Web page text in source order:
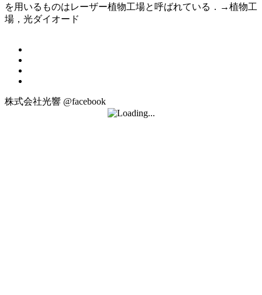
を用いるものはレーザー植物工場と呼ばれている．→植物工
場，光ダイオード
株式会社光響 @facebook